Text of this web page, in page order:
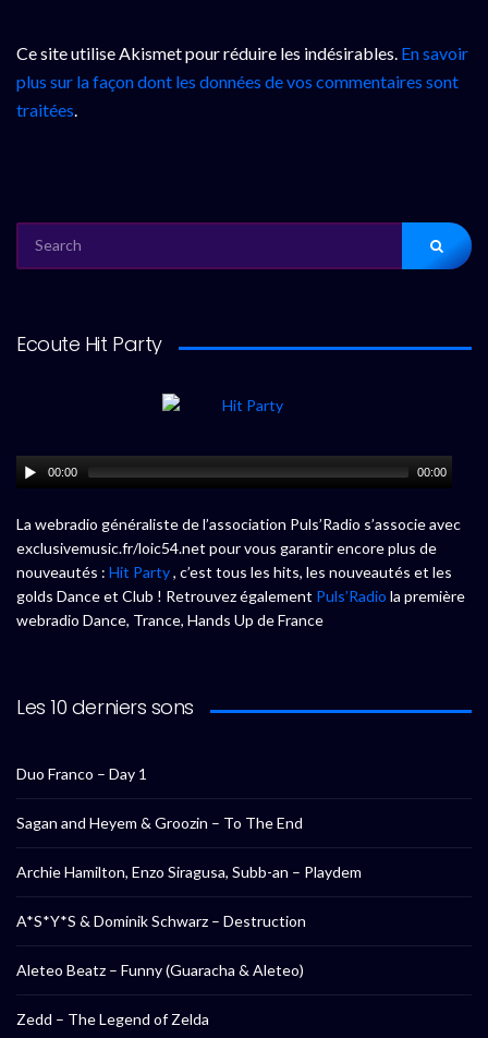
Ce site utilise Akismet pour réduire les indésirables. En savoir
plus sur la façon dont les données de vos commentaires sont
traitées.
FOR:
Ecoute Hit Party
00:00 00:00
La webradio généraliste de l’association Puls’Radio s’associe avec
exclusivemusic.fr/loic54.net pour vous garantir encore plus de
nouveautés : Hit Party, c’est tous les hits, les nouveautés et les
golds Dance et Club ! Retrouvez également Puls’Radio la première
webradio Dance, Trance, Hands Up de France
Les 10 derniers sons
Duo Franco – Day 1
Sagan and Heyem & Groozin – To The End
Archie Hamilton, Enzo Siragusa, Subb-an – Playdem
A*S*Y*S & Dominik Schwarz – Destruction
Aleteo Beatz – Funny (Guaracha & Aleteo)
Zedd – The Legend of Zelda